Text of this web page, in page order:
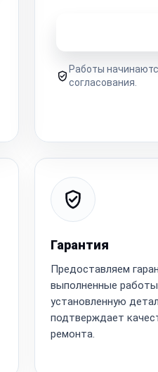
Работы
согласования.
Гарантия
Предоставляем
выполненные
установленную
подтверждает
ремонта.